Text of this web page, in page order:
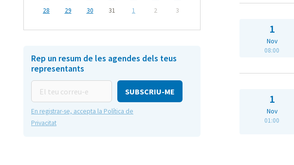
28
29 30 31 1 2 3
Rep un resum de les agendes dels teus
representants
teu
correu-
e
En registrar-se, accepta la Política de
Privacitat
1
Nov
08:00
1
Nov
01:00